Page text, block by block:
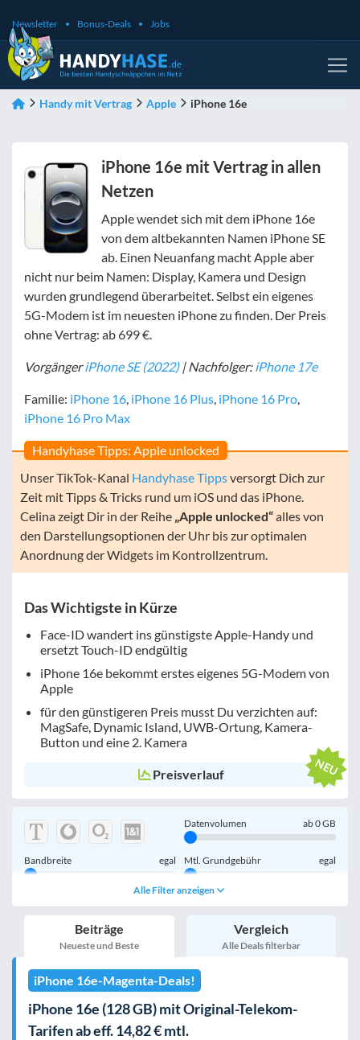
Newsletter Bonus-Deals Jobs
Handy mit Vertrag Apple iPhone 16e
iPhone 16e mit Vertrag in allen
Netzen
Apple wendet sich mit dem iPhone 16e
von dem altbekannten Namen iPhone SE
ab. Einen Neuanfang macht Apple aber
nicht nur beim Namen: Display, Kamera und Design
wurden grundlegend überarbeitet. Selbst ein eigenes
5G-Modem ist im neuesten iPhone zu finden. Der Preis
ohne Vertrag: ab 699 €.
VorgängeriPhone SE (2022)| Nachfolger:iPhone 17e
Familie: iPhone 16, iPhone 16 Plus, iPhone 16 Pro,
iPhone 16 Pro Max
Handyhase Tipps: Apple unlocked
Unser TikTok-Kanal Handyhase Tippsversorgt Dich zur
Zeit mit Tipps & Tricks rund um iOS und das iPhone.
Celina zeigt Dir in der Reihe „Apple unlocked“alles von
den Darstellungsoptionen der Uhr bis zur optimalen
Anordnung der Widgets im Kontrollzentrum.
Das Wichtigste in Kürze
Face-ID wandert ins günstigste Apple-Handy und
ersetzt Touch-ID endgültig
iPhone 16e bekommt erstes eigenes 5G-Modem von
Apple
für den günstigeren Preis musst Du verzichten auf:
MagSafe, Dynamic Island, UWB-Ortung, Kamera-
Button und eine 2. Kamera
Preisverlauf
Datenvolumen ab0GB
Bandbreite egal Mtl. Grundgebühr egal
egal
inkl. Young-Tarife
nur 5G-Tarife inkl. Kombi-Tarife
mobile Festnetznummer
Alle Filter anzeigen
Beiträge
Neueste und Beste
Vergleich
Alle Deals filterbar
iPhone 16e-Magenta-Deals!
iPhone 16e (128 GB) mit Original-Telekom-
Tarifen ab eff. 14,82 € mtl.